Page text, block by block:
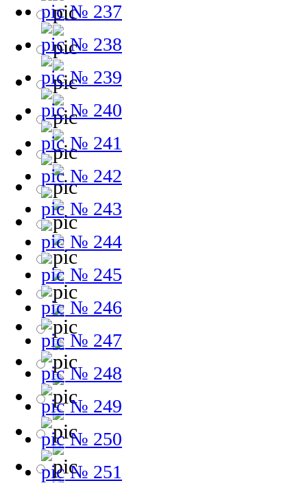
№ 237
№ 238
№ 239
№ 240
№ 241
№ 242
№ 243
№ 244
№ 245
№ 246
№ 247
№ 248
№ 249
№ 250
№ 251